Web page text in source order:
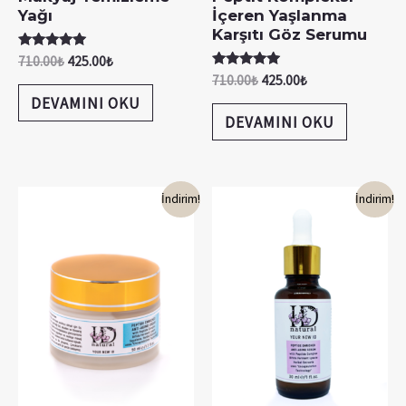
Yağı
5 üzerinden
oy aldı
710.00₺ 425.00₺
DEVAMINI OKU
İçeren Yaşlanma
Karşıtı Göz Serumu
5 üzerinden
oy aldı
710.00₺ 425.00₺
DEVAMINI OKU
İndirim! İndirim!